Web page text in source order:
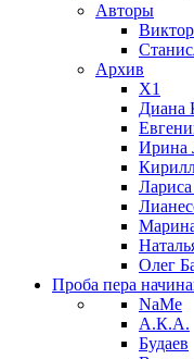
Авторы
Архив
X1
Диана
Ирина
Олег
Проба пера
NaMe
А.К.А.
Будаев